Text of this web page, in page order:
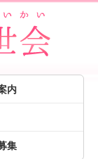
内
集